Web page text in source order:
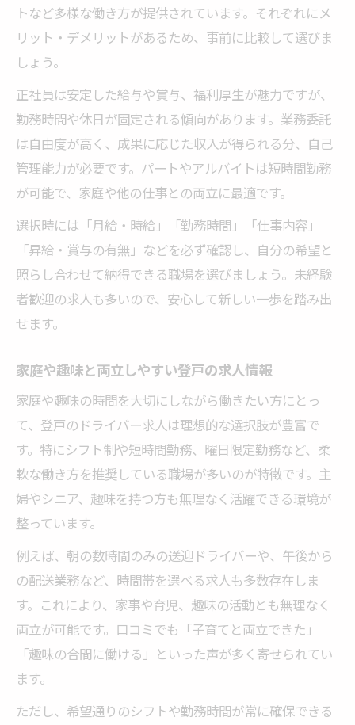
トなど多様な働き方が提供されています。それぞれにメ
リット・デメリットがあるため、事前に比較して選びま
しょう。
正社員は安定した給与や賞与、福利厚生が魅力ですが、
勤務時間や休日が固定される傾向があります。業務委託
は自由度が高く、成果に応じた収入が得られる分、自己
管理能力が必要です。パートやアルバイトは短時間勤務
が可能で、家庭や他の仕事との両立に最適です。
選択時には「月給・時給」「勤務時間」「仕事内容」
「昇給・賞与の有無」などを必ず確認し、自分の希望と
照らし合わせて納得できる職場を選びましょう。未経験
者歓迎の求人も多いので、安心して新しい一歩を踏み出
せます。
家庭や趣味と両立しやすい登戸の求人情報
家庭や趣味の時間を大切にしながら働きたい方にとっ
て、登戸のドライバー求人は理想的な選択肢が豊富で
す。特にシフト制や短時間勤務、曜日限定勤務など、柔
軟な働き方を推奨している職場が多いのが特徴です。主
婦やシニア、趣味を持つ方も無理なく活躍できる環境が
整っています。
例えば、朝の数時間のみの送迎ドライバーや、午後から
の配送業務など、時間帯を選べる求人も多数存在しま
す。これにより、家事や育児、趣味の活動とも無理なく
両立が可能です。口コミでも「子育てと両立できた」
「趣味の合間に働ける」といった声が多く寄せられてい
ます。
ただし、希望通りのシフトや勤務時間が常に確保できる